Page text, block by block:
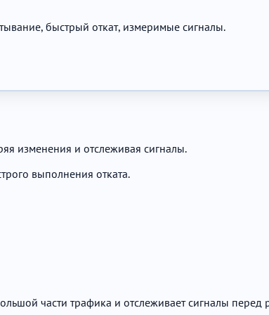
быстрый откат, измеримые сигналы.
изменения и отслеживая сигналы.
выполнения отката.
части трафика и отслеживает сигналы